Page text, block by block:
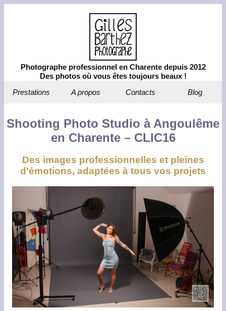
Photographe professionnel en Charente depuis 2012
Des photos où vous êtes toujours beaux !
Prestations
A propos Contacts Blog
Shooting Photo Studio à Angoulême
en Charente – CLIC16
Des images professionnelles et pleines
d’émotions, adaptées à tous vos projets